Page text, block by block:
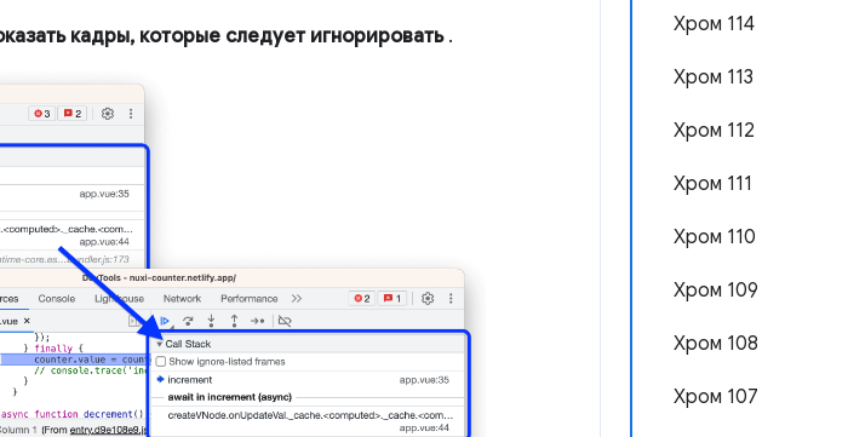
Хром 114
Хром 113
Хром 112
Хром 111
Хром 110
Хром 109
Хром 108
Хром 107
кадры, которые следует игнорировать.